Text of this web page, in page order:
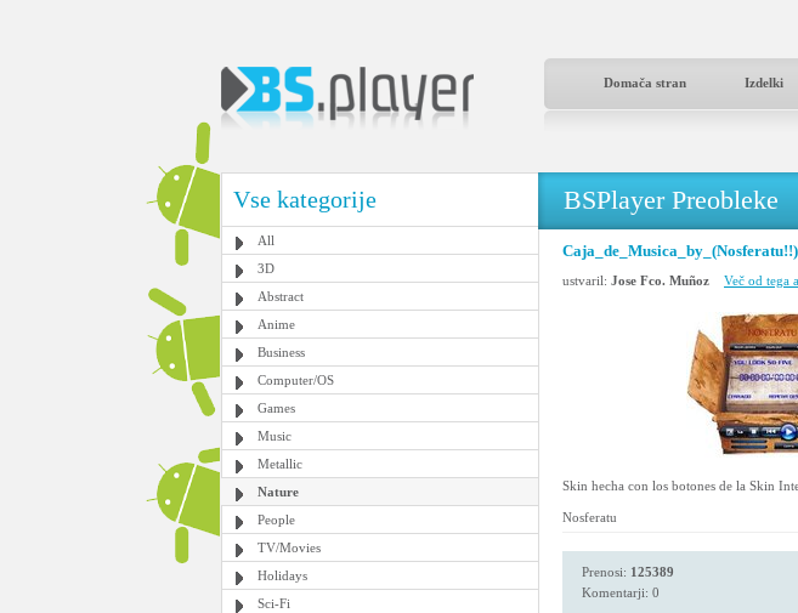
Domača stran Izdelki
Vse kategorije
All
3D
Abstract
Anime
Business
Computer/OS
Games
Music
Metallic
Nature
People
TV/Movies
Holidays
Sci-Fi
BSPlayer Preobleke
Caja_de_Musica_by_(Nosferatu!!)
ustvaril: Jose Fco. Muñoz Več od tega
Skin hecha con los botones de la Skin
Nosferatu
Prenosi: 125389
Komentarji: 0